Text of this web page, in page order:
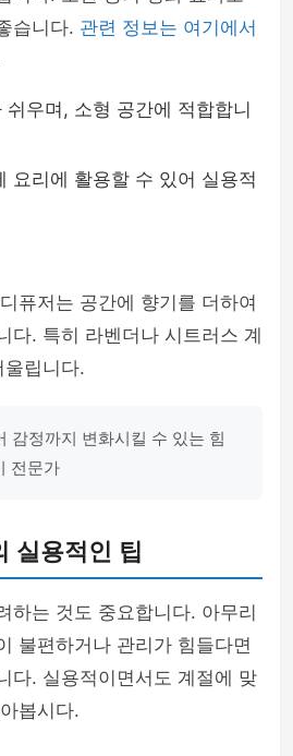
습니다. 관련 정보는 여기에서
쉬우며, 소형 공간에 적합합니
요리에 활용할 수 있어 실용적
퓨저는 공간에 향기를 더하여
다. 특히 라벤더나 시트러스 계
립니다.
감정까지 변화시킬 수 있는 힘
전문가
실용적인 팁
하는 것도 중요합니다. 아무리
불편하거나 관리가 힘들다면
다. 실용적이면서도 계절에 맞
봅시다.